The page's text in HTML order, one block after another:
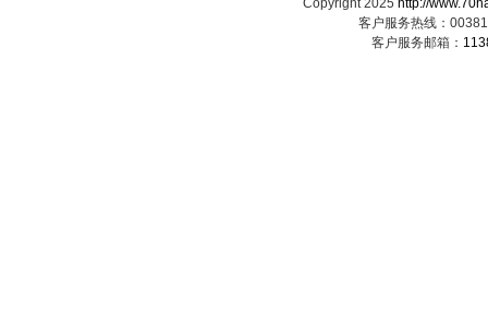
Copyright 2025 http://
客户服务热线：
客户服务邮箱：